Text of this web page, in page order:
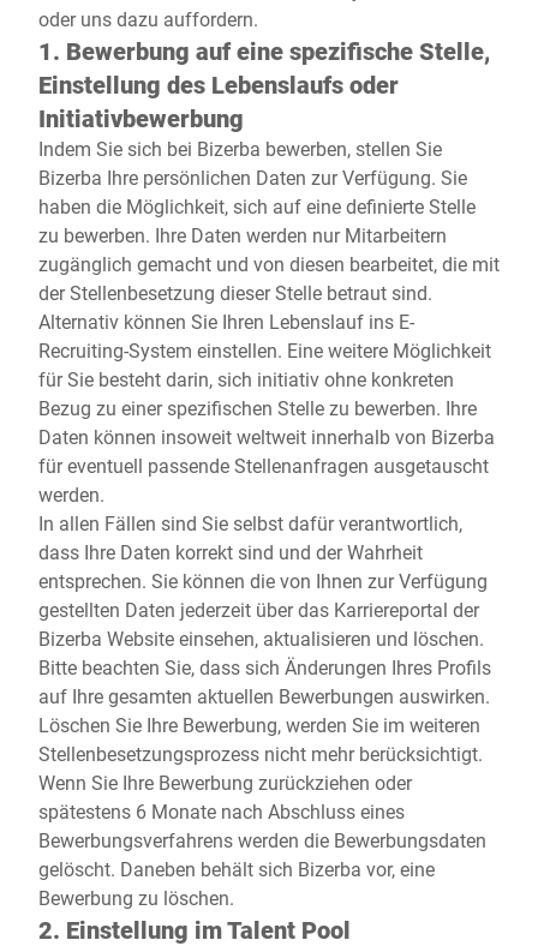
oder uns dazu auffordern.
1. Bewerbung auf eine spezifische Stelle,
Einstellung des Lebenslaufs oder
Initiativbewerbung
Indem Sie sich bei Bizerba bewerben, stellen Sie
Bizerba Ihre persönlichen Daten zur Verfügung. Sie
haben die Möglichkeit, sich auf eine definierte Stelle
zu bewerben. Ihre Daten werden nur Mitarbeitern
zugänglich gemacht und von diesen bearbeitet, die mit
der Stellenbesetzung dieser Stelle betraut sind.
Alternativ können Sie Ihren Lebenslauf ins E-
Recruiting-System einstellen. Eine weitere Möglichkeit
für Sie besteht darin, sich initiativ ohne konkreten
Bezug zu einer spezifischen Stelle zu bewerben. Ihre
Daten können insoweit weltweit innerhalb von Bizerba
für eventuell passende Stellenanfragen ausgetauscht
werden.
In allen Fällen sind Sie selbst dafür verantwortlich,
dass Ihre Daten korrekt sind und der Wahrheit
entsprechen. Sie können die von Ihnen zur Verfügung
gestellten Daten jederzeit über das Karriereportal der
Bizerba Website einsehen, aktualisieren und löschen.
Bitte beachten Sie, dass sich Änderungen Ihres Profils
auf Ihre gesamten aktuellen Bewerbungen auswirken.
Löschen Sie Ihre Bewerbung, werden Sie im weiteren
Stellenbesetzungsprozess nicht mehr berücksichtigt.
Wenn Sie Ihre Bewerbung zurückziehen oder
spätestens 6 Monate nach Abschluss eines
Bewerbungsverfahrens werden die Bewerbungsdaten
gelöscht. Daneben behält sich Bizerba vor, eine
Bewerbung zu löschen.
2. Einstellung im Talent Pool